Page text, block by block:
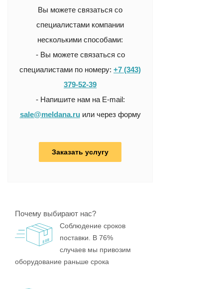
Вы можете связаться со
специалистами компании
несколькими способами:
- Вы можете связаться со
специалистами по номеру: +7 (343)
379-52-39
- Напишите нам на E-mail:
sale@meldana.ruили через форму
Заказать услугу
Почему выбирают нас?
Соблюдение сроков
поставки. В 76%
случаев мы привозим
оборудование раньше срока